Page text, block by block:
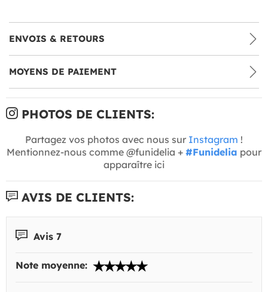
ENVOIS & RETOURS
MOYENS DE PAIEMENT
PHOTOS DE CLIENTS:
Partagez vos photos avec nous sur Instagram !
Mentionnez-nous comme @funidelia + #Funidelia pour
apparaître ici
AVIS DE CLIENTS:
Avis 7
Note moyenne: